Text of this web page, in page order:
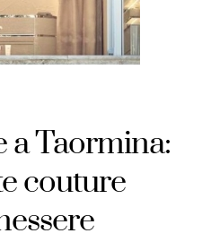
a Taormina:
couture